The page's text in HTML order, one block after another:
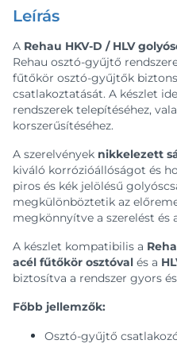
Leírás
A Rehau HKV-D / HLV
Rehau osztó-gyűjtő
fűtőkör osztó-gyűjtők
csatlakoztatását. A készlet
rendszerek telepítéséhez,
korszerűsítéséhez.
A szerelvények nikkelezett
kiváló korrózióállóságot és
piros és kék jelölésű
megkülönböztetik az
megkönnyítve a szerelést és
A készlet kompatibilis a
acél fűtőkör osztóval és a
biztosítva a rendszer gyors
Főbb jellemzők:
Osztó-gyűjtő